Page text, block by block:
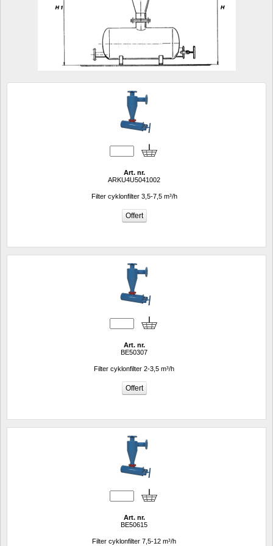
Art. nr.
ARKU4U5041002
Filter cyklonfilter 3,5-7,5 m³/h
Art. nr.
BE50307
Filter cyklonfilter 2-3,5 m³/h
Art. nr.
BE50615
Filter cyklonfilter 7,5-12 m³/h